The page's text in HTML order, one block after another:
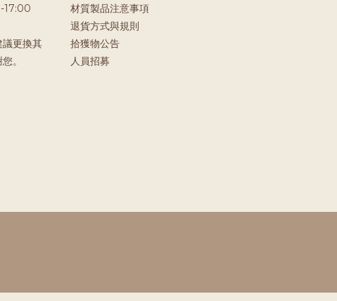
17:00
議更換其
。
材質製品注意事項
退貨方式與規則
拾獲物公告
人員招募